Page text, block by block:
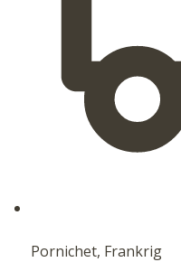
Pornichet, Frankrig